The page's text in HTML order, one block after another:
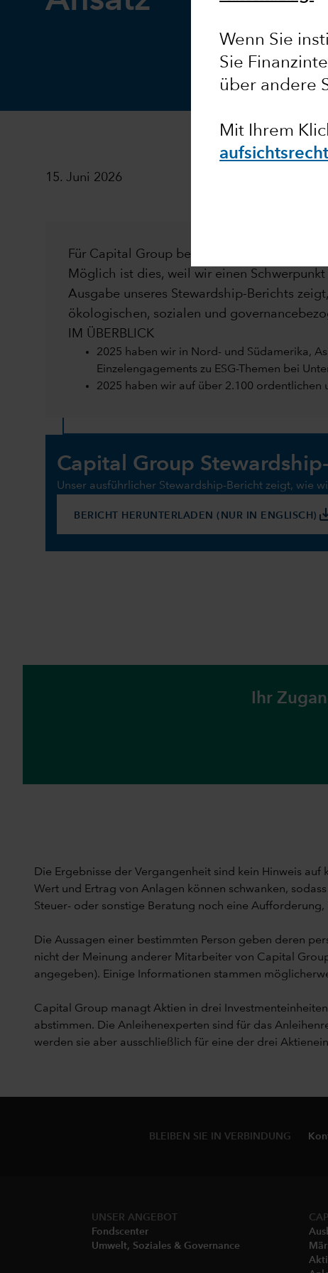
Wenn Sie
Sie
über andere
Mit Ihrem
15. Juni 2026
Für Capital Group bedeutet erfolgreiches
Möglich ist dies, weil wir einen
Ausgabe unseres Stewardship-Berichts
ökologischen, sozialen und
IM ÜBERBLICK
2025 haben wir in Nord- und Südamerika,
Einzelengagements zu ESG-Themen bei
2025 haben wir auf über 2.100
Capital Group
Unser ausführlicher Stewardship-Bericht zeigt, wie
BERICHT HERUNTERLADEN (NUR IN ENGLISCH)
Ihr
Die Ergebnisse der Vergangenheit sind kein Hinweis
Wert und Ertrag von Anlagen können schwanken,
Steuer- oder sonstige Beratung noch eine
Die Aussagen einer bestimmten Person geben deren
nicht der Meinung anderer Mitarbeiter von Capital
angegeben). Einige Informationen stammen
Capital Group managt Aktien in drei
abstimmen. Die Anleihenexperten sind für das
werden sie aber ausschließlich für eine der drei
BLEIBEN SIE IN VERBINDUNG
UNSER ANGEBOT
Fondscenter
Umwelt, Soziales & Governance